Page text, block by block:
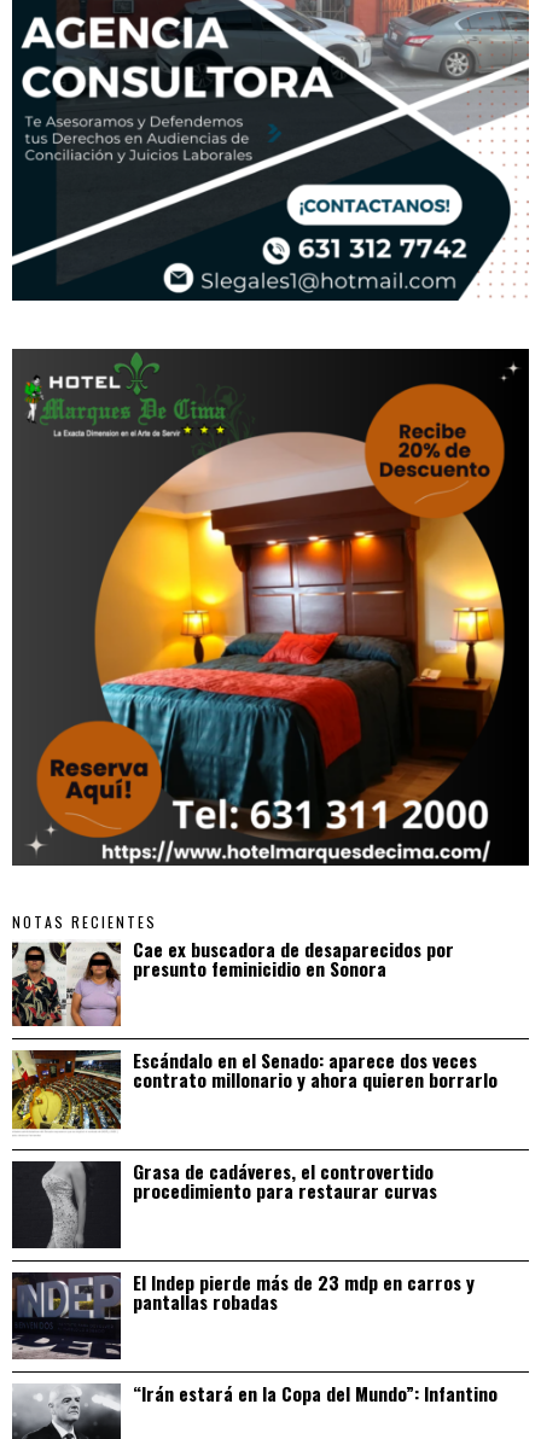
NOTAS RECIENTES
Cae ex buscadora de desaparecidos por
presunto feminicidio en Sonora
Escándalo en el Senado: aparece dos veces
contrato millonario y ahora quieren borrarlo
Grasa de cadáveres, el controvertido
procedimiento para restaurar curvas
El Indep pierde más de 23 mdp en carros y
pantallas robadas
“Irán estará en la Copa del Mundo”: Infantino